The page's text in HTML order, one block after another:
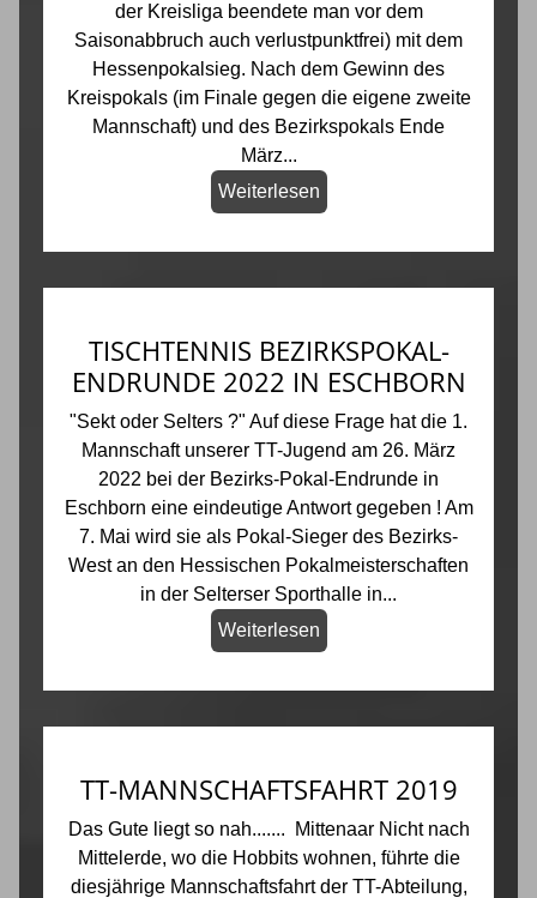
der Kreisliga beendete man vor dem
Saisonabbruch auch verlustpunktfrei) mit dem
Hessenpokalsieg. Nach dem Gewinn des
Kreispokals (im Finale gegen die eigene zweite
Mannschaft) und des Bezirkspokals Ende
März...
Weiterlesen
TISCHTENNIS BEZIRKSPOKAL-
ENDRUNDE 2022 IN ESCHBORN
"Sekt oder Selters ?" Auf diese Frage hat die 1.
Mannschaft unserer TT-Jugend am 26. März
2022 bei der Bezirks-Pokal-Endrunde in
Eschborn eine eindeutige Antwort gegeben ! Am
7. Mai wird sie als Pokal-Sieger des Bezirks-
West an den Hessischen Pokalmeisterschaften
in der Selterser Sporthalle in...
Weiterlesen
TT-MANNSCHAFTSFAHRT 2019
Das Gute liegt so nah....... Mittenaar Nicht nach
Mittelerde, wo die Hobbits wohnen, führte die
diesjährige Mannschaftsfahrt der TT-Abteilung,